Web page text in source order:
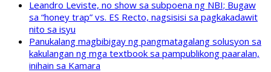
Leandro Leviste, no show sa subpoena ng NBI; Bugaw
sa “honey trap” vs. ES Recto, nagsisisi sa pagkakadawit
nito sa isyu
Panukalang magbibigay ng pangmatagalang solusyon sa
kakulangan ng mga textbook sa pampublikong paaralan,
inihain sa Kamara